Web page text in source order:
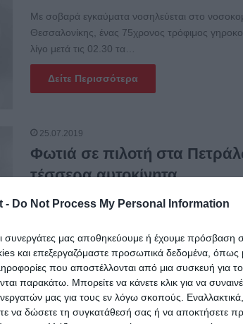
- Do Not Process My Personal Information
συνεργάτες μας αποθηκεύουμε ή έχουμε πρόσβαση
και επεξεργαζόμαστε προσωπικά δεδομένα, όπως
που αποστέλλονται από μια συσκευή για
παρακάτω. Μπορείτε να κάνετε κλικ για να
μας για τους εν λόγω σκοπούς. Εναλλακτικά,
να δώσετε τη συγκατάθεσή σας ή να αποκτήσετε
Με σοβαρά εγκαύματα νοσηλεύεται στο
Θεσσαλονίκης, ένας 75χρονος τρόφιμος
λίγο μετά τις 02.30 τα…
Δείτε Περισσότερα
25.07.2019
Φωτιά σε πιλοτή στα
τέσσερα αυτοκίνητα
Πυρκαγιά σε αυτοκίνητα που βρίσκονταν σε
Αντιπάτρου,…
Δείτε Περισσότερα
24.07.2019